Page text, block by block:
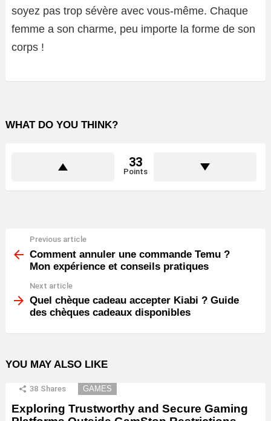
soyez pas trop sévère avec vous-même. Chaque
femme a son charme, peu importe la forme de son
corps !
WHAT DO YOU THINK?
33
Points
more
Previous article
Comment annuler une commande Temu ?
Mon expérience et conseils pratiques
Next article
Quel chèque cadeau accepter Kiabi ? Guide
des chèques cadeaux disponibles
YOU MAY ALSO LIKE
38 Shares GAMES
Exploring Trustworthy and Secure Gaming